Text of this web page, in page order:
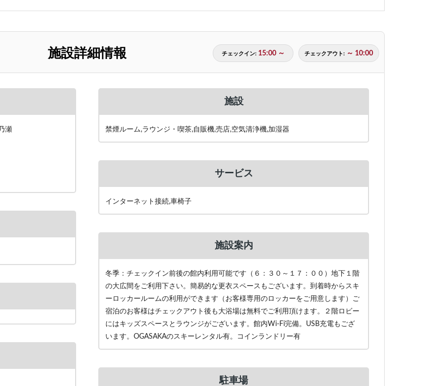
施設詳細情報 チェックイン: 15:00 ～ チェックアウト: ～ 10:00
瀬
施設
禁煙ルーム,ラウンジ・喫茶,自販機,売店,空気清浄機,加湿器
サービス
インターネット接続,車椅子
施設案内
冬季：チェックイン前後の館内利用可能です（６：３０～１７：００）地下１階
の大広間をご利用下さい。簡易的な更衣スペースもございます。到着時からスキ
ーロッカールームの利用ができます（お客様専用のロッカーをご用意します）ご
宿泊のお客様はチェックアウト後も大浴場は無料でご利用頂けます。２階ロビー
にはキッズスペースとラウンジがございます。館内Wi-Fi完備。USB充電もござ
います。OGASAKAのスキーレンタル有。コインランドリー有
駐車場